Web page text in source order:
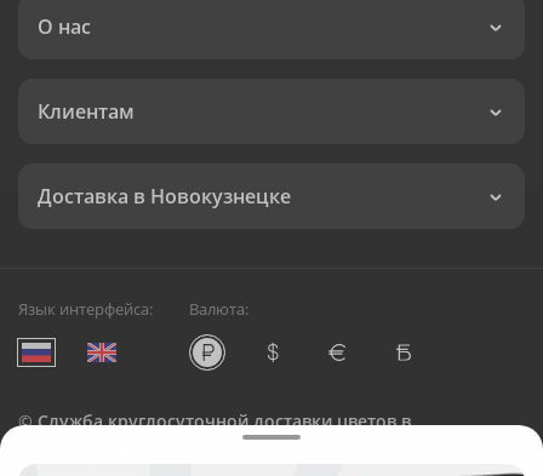
О нас
Клиентам
Доставка в Новокузнецке
Язык интерфейса: Валюта:
©Служба круглосуточной доставки цветов в
Русский Букет, 2026